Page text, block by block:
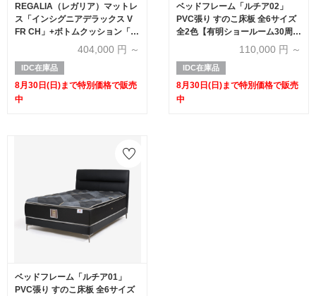
REGALIA（レガリア）マットレ
ス「インシグニアデラックス V
FR CH」+ボトムクッション「レ
ガリアゴールドV FR PO ハイ」
ポケットコイル 全6サイズ【マ
ットレス+ボトムのセット】【有
明ショールーム30周年記念特別
価格】
404,000 円 ～
IDC在庫品
8月30日(日)まで特別価格で販売
中
ベッドフレーム「ルチア02」
PVC張り すのこ床板 全6サイズ
全2色【有明ショールーム30周年
110,000 円 ～
IDC在庫品
8月30日(日)まで特別価格で販売
中
ベッドフレーム「ルチア01」
PVC張り すのこ床板 全6サイズ